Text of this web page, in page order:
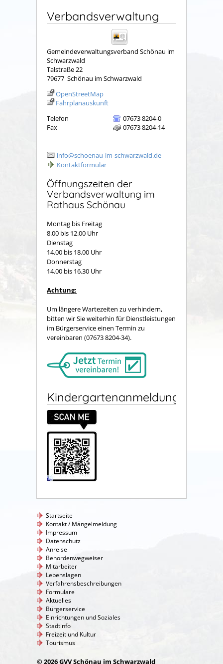
Verbandsverwaltung
Gemeindeverwaltungsverband Schönau im
Schwarzwald
Talstraße 22
79677 Schönau im Schwarzwald
OpenStreetMap
Fahrplanauskunft
Telefon
07673 8204-0
Fax
07673 8204-14
info@schoenau-im-schwarzwald.de
Kontaktformular
Öffnungszeiten der
Verbandsverwaltung im
Rathaus Schönau
Montag bis Freitag
8.00 bis 12.00 Uhr
Dienstag
14.00 bis 18.00 Uhr
Donnerstag
14.00 bis 16.30 Uhr
Achtung:
Um längere Wartezeiten zu verhindern,
bitten wir Sie weiterhin für Dienstleistungen
im Bürgerservice einen Termin zu
vereinbaren (07673 8204-34).
Kindergartenanmeldung
Startseite
Kontakt / Mängelmeldung
Impressum
Datenschutz
Anreise
Behördenwegweiser
Mitarbeiter
Lebenslagen
Verfahrensbeschreibungen
Formulare
Aktuelles
Bürgerservice
Einrichtungen und Soziales
Stadtinfo
Freizeit und Kultur
Tourismus
© 2026 GVV Schönau im Schwarzwald